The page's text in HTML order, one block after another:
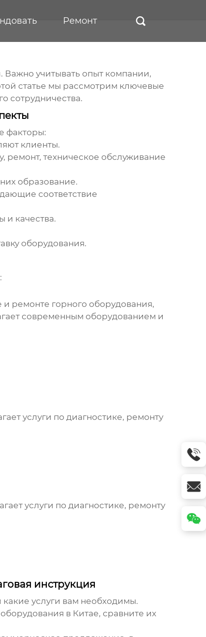
Ремонт 
учитывать опыт компании,
статье мы рассмотрим ключевые
сотрудничества.
факторы:
клиенты.
ремонт, техническое обслуживание
образование.
соответствие
и качества.
оборудования.
:
ремонте горного оборудования,
современным оборудованием и
услуги по диагностике, ремонту
услуги по диагностике, ремонту
инструкция
услуги вам необходимы.
в Китае, сравните их